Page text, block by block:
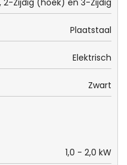
Plaatstaal
Elektrisch
Zwart
1,0 - 2,0 kW